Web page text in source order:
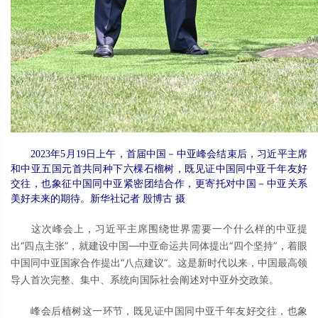
2023年5月19日上午，首届中国－中亚峰会结束后，习近平主席
和中亚五国元首共同种下六棵石榴树，既见证中国同中亚千年友好
交往，也象征中国同中亚紧密团结合作，更寄托对中国－中亚关系
美好未来的期待。新华社记者 殷博古 摄
这次峰会上，习近平主席围绕世界需要一个什么样的中亚提
出“四点主张”，就建设中国—中亚命运共同体提出“四个坚持”，着眼
中国同中亚国家合作提出“八点建议”。这是新时代以来，中国最高领
导人首次完整、集中、系统向国际社会阐述对中亚外交政策。
峰会后植树这一环节，既见证中国同中亚千年友好交往，也象